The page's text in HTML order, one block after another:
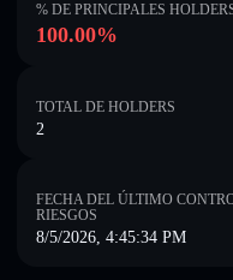
% DE PRINCIPALES
100.00%
TOTAL DE HOLDERS
2
FECHA DEL ÚLTIMO
RIESGOS
8/5/2026, 4:45:34 PM